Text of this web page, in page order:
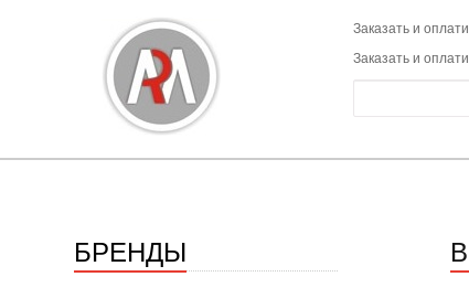
Заказать и
Заказать и
БРЕНДЫ